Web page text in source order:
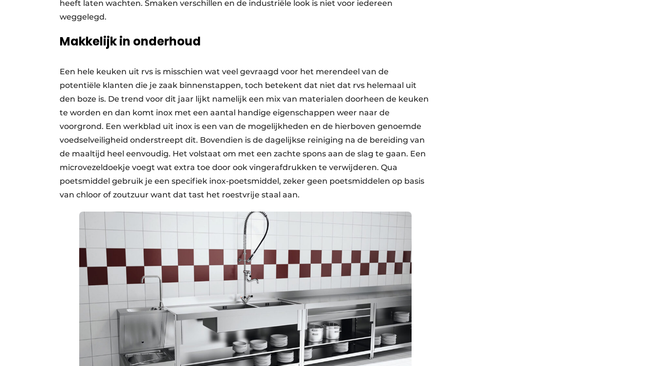
heeft laten wachten. Smaken verschillen en de industriële look is niet voor iedereen
weggelegd.
Makkelijk in onderhoud
Een hele keuken uit rvs is misschien wat veel gevraagd voor het merendeel van de
potentiële klanten die je zaak binnenstappen, toch betekent dat niet dat rvs helemaal uit
den boze is. De trend voor dit jaar lijkt namelijk een mix van materialen doorheen de keuken
te worden en dan komt inox met een aantal handige eigenschappen weer naar de
voorgrond. Een werkblad uit inox is een van de mogelijkheden en de hierboven genoemde
voedselveiligheid onderstreept dit. Bovendien is de dagelijkse reiniging na de bereiding van
de maaltijd heel eenvoudig. Het volstaat om met een zachte spons aan de slag te gaan. Een
microvezeldoekje voegt wat extra toe door ook vingerafdrukken te verwijderen. Qua
poetsmiddel gebruik je een specifiek inox-poetsmiddel, zeker geen poetsmiddelen op basis
van chloor of zoutzuur want dat tast het roestvrije staal aan.